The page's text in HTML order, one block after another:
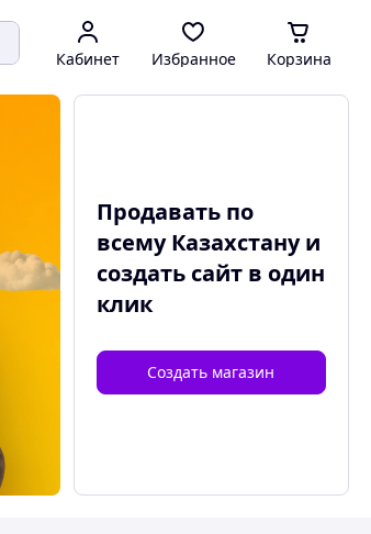
Кабинет Избранное Корзина
Продавать по
всему Казахстану и
создать сайтв один
клик
Создать магазин